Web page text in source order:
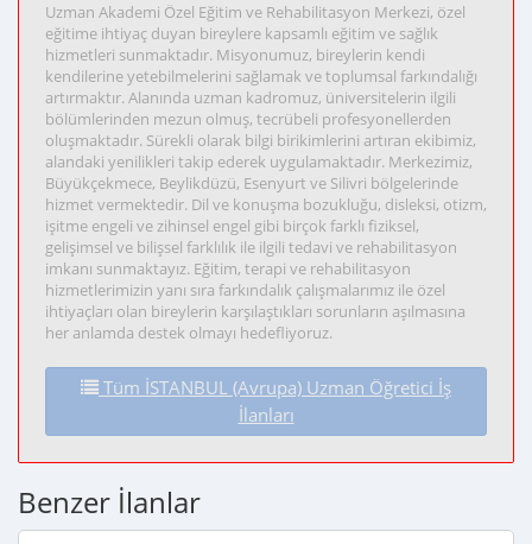
Uzman Akademi Özel Eğitim ve Rehabilitasyon Merkezi, özel
eğitime ihtiyaç duyan bireylere kapsamlı eğitim ve sağlık
hizmetleri sunmaktadır. Misyonumuz, bireylerin kendi
kendilerine yetebilmelerini sağlamak ve toplumsal farkındalığı
artırmaktır. Alanında uzman kadromuz, üniversitelerin ilgili
bölümlerinden mezun olmuş, tecrübeli profesyonellerden
oluşmaktadır. Sürekli olarak bilgi birikimlerini artıran ekibimiz,
alandaki yenilikleri takip ederek uygulamaktadır. Merkezimiz,
Büyükçekmece, Beylikdüzü, Esenyurt ve Silivri bölgelerinde
hizmet vermektedir. Dil ve konuşma bozukluğu, disleksi, otizm,
işitme engeli ve zihinsel engel gibi birçok farklı fiziksel,
gelişimsel ve bilişsel farklılık ile ilgili tedavi ve rehabilitasyon
imkanı sunmaktayız. Eğitim, terapi ve rehabilitasyon
hizmetlerimizin yanı sıra farkındalık çalışmalarımız ile özel
ihtiyaçları olan bireylerin karşılaştıkları sorunların aşılmasına
her anlamda destek olmayı hedefliyoruz.
Tüm İSTANBUL (Avrupa) Uzman Öğretici İş
İlanları
Benzer İlanlar